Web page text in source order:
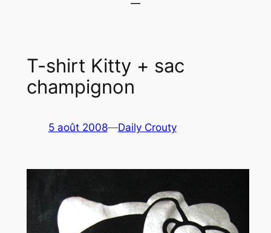
T-shirt Kitty + sac
champignon
5 août 2008—Daily Crouty